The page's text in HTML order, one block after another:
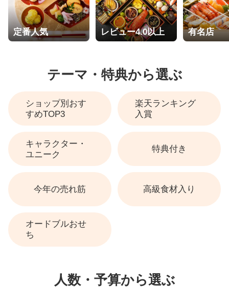
定番人気 レビュー4.0以上 有名店
テーマ・特典から選ぶ
ショップ別おす
すめTOP3
楽天ランキング
入賞
キャラクター・
ユニーク
特典付き
今年の売れ筋 高級食材入り
オードブルおせ
ち
人数・予算から選ぶ